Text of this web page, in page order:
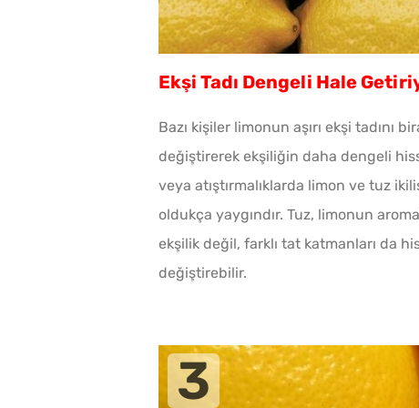
Ekşi Tadı Dengeli Hale
Bazı kişiler limonun aşırı ekşi tadını
değiştirerek ekşiliğin daha dengeli
veya atıştırmalıklarda limon ve tuz
oldukça yaygındır. Tuz, limonun
ekşilik değil, farklı tat katmanları da
değiştirebilir.